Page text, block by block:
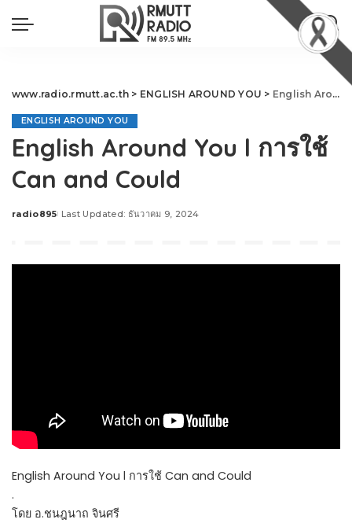
www.radio.rmutt.ac.th > ENGLISH AROUND YOU > English Around You l การใช้ Can and Could
ENGLISH AROUND YOU
English Around You l การใช้
Can and Could
Posted
radio895 Last Updated: ธันวาคม 9, 2024
English Around You l การใช้ Can and Could
.
โดย อ.ชนฎนาถ จินศรี